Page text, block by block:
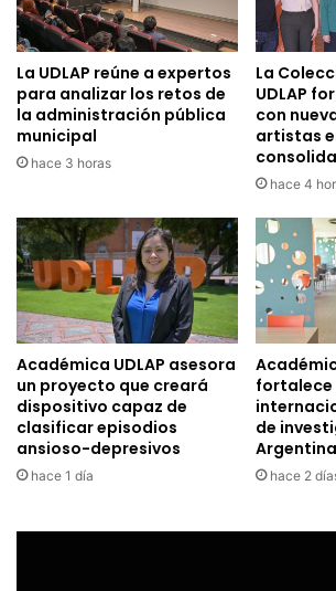
La UDLAP reúne a expertos
para analizar los retos de
la administración pública
municipal
hace 3 horas
La
UDLAP
con
artistas
hace 4
Académica UDLAP asesora
un proyecto que creará
dispositivo capaz de
clasificar episodios
ansioso-depresivos
hace 1 día
de
Argentina
hace 2